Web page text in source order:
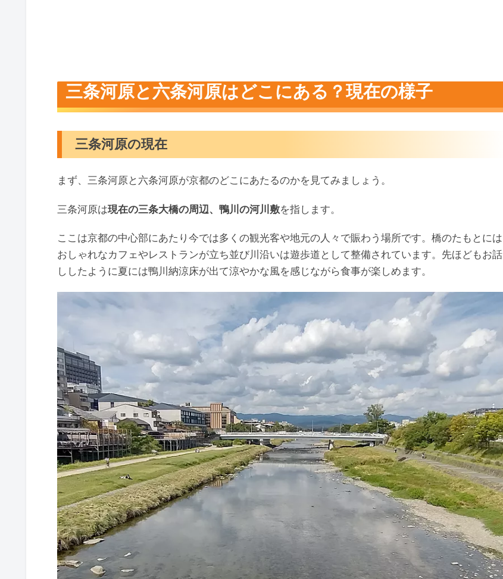
三条河原と六条河原はどこにある？現在の様子
三条河原の現在
まず、三条河原と六条河原が京都のどこにあたるのかを見てみましょう。
三条河原は現在の三条大橋の周辺、鴨川の河川敷を指します。
ここは京都の中心部にあたり今では多くの観光客や地元の人々で賑わう場所です。橋のたもとには
おしゃれなカフェやレストランが立ち並び川沿いは遊歩道として整備されています。先ほどもお話
ししたように夏には鴨川納涼床が出て涼やかな風を感じながら食事が楽しめます。